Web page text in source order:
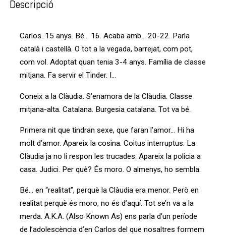
Descripció
Carlos. 15 anys. Bé... 16. Acaba amb... 20-22. Parla
català i castellà. O tot a la vegada, barrejat, com pot,
com vol. Adoptat quan tenia 3-4 anys. Família de classe
mitjana. Fa servir el Tinder. I...
Coneix a la Clàudia. S’enamora de la Clàudia. Classe
mitjana-alta. Catalana. Burgesia catalana. Tot va bé.
Primera nit que tindran sexe, que faran l’amor... Hi ha
molt d’amor. Apareix la cosina. Coitus interruptus. La
Clàudia ja no li respon les trucades. Apareix la policia a
casa. Judici. Per què? És moro. O almenys, ho sembla.
Bé... en “realitat”, perquè la Clàudia era menor. Però en
realitat perquè és moro, no és d’aquí. Tot se’n va a la
merda. A.K.A. (Also Known As) ens parla d’un període
de l’adolescència d’en Carlos del que nosaltres formem